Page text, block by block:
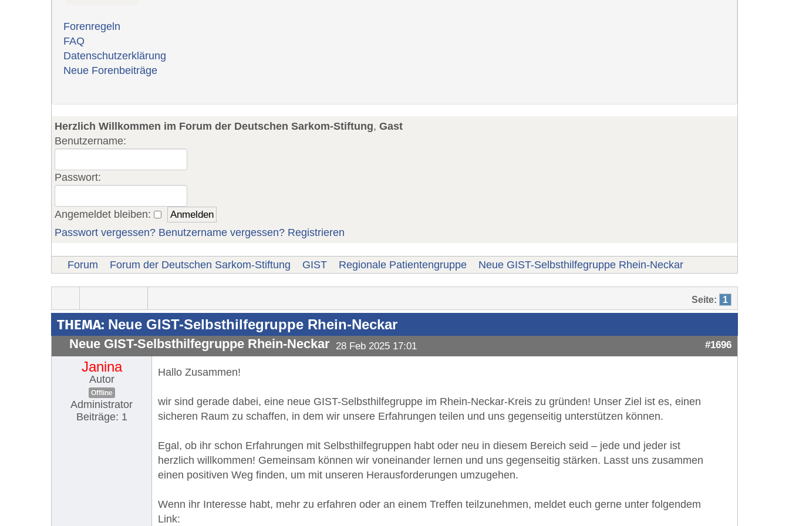
Forenregeln
FAQ
Datenschutzerklärung
Neue Forenbeiträge
Herzlich Willkommen im Forum der Deutschen Sarkom-Stiftung, Gast
Benutzername:
Passwort:
Angemeldet bleiben:
Passwort vergessen? Benutzername vergessen? Registrieren
Forum Forum der Deutschen Sarkom-Stiftung GIST Regionale Patientengruppe Neue GIST-Selbsthilfegruppe Rhein-Neckar
Seite: 1
THEMA: Neue GIST-Selbsthilfegruppe Rhein-Neckar
Neue GIST-Selbsthilfegruppe Rhein-Neckar 28 Feb 2025 17:01 #1696
Janina
Autor
Offline
Administrator
Beiträge: 1
Hallo Zusammen!
wir sind gerade dabei, eine neue GIST-Selbsthilfegruppe im Rhein-Neckar-Kreis zu gründen! Unser Ziel ist es, einen
sicheren Raum zu schaffen, in dem wir unsere Erfahrungen teilen und uns gegenseitig unterstützen können.
Egal, ob ihr schon Erfahrungen mit Selbsthilfegruppen habt oder neu in diesem Bereich seid – jede und jeder ist
herzlich willkommen! Gemeinsam können wir voneinander lernen und uns gegenseitig stärken. Lasst uns zusammen
einen positiven Weg finden, um mit unseren Herausforderungen umzugehen.
Wenn ihr Interesse habt, mehr zu erfahren oder an einem Treffen teilzunehmen, meldet euch gerne unter folgendem
Link: